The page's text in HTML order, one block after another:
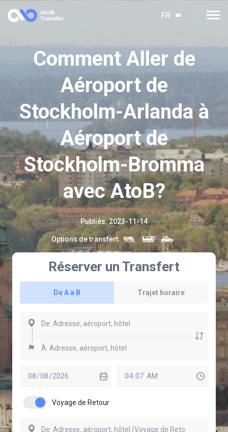
FR
Сomment Aller de
Aéroport de
Stockholm-Arlanda à
Aéroport de
Stockholm-Bromma
avec AtoB?
Publiés:2023-11-14
Options de transfert:
Réserver un Transfert
De A à B Trajet horaire
Voyage de Retour